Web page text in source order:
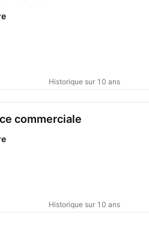
Historique sur 10 ans
commerciale
Historique sur 10 ans